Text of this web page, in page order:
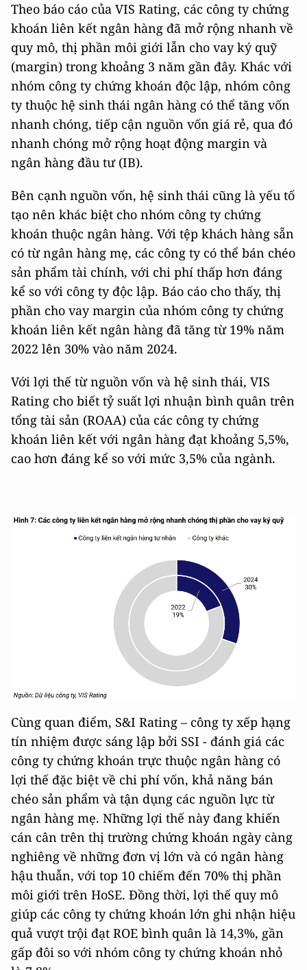
Theo báo cáo của VIS Rating, các công ty chứng
khoán liên kết ngân hàng đã mở rộng nhanh về
quy mô, thị phần môi giới lẫn cho vay ký quỹ
(margin) trong khoảng 3 năm gần đây. Khác với
nhóm công ty chứng khoán độc lập, nhóm công
ty thuộc hệ sinh thái ngân hàng có thể tăng vốn
nhanh chóng, tiếp cận nguồn vốn giá rẻ, qua đó
nhanh chóng mở rộng hoạt động margin và
ngân hàng đầu tư (IB).
Bên cạnh nguồn vốn, hệ sinh thái cũng là yếu tố
tạo nên khác biệt cho nhóm công ty chứng
khoán thuộc ngân hàng. Với tệp khách hàng sẵn
có từ ngân hàng mẹ, các công ty có thể bán chéo
sản phẩm tài chính, với chi phí thấp hơn đáng
kể so với công ty độc lập. Báo cáo cho thấy, thị
phần cho vay margin của nhóm công ty chứng
khoán liên kết ngân hàng đã tăng từ 19% năm
2022 lên 30% vào năm 2024.
Với lợi thế từ nguồn vốn và hệ sinh thái, VIS
Rating cho biết tỷ suất lợi nhuận bình quân trên
tổng tài sản (ROAA) của các công ty chứng
khoán liên kết với ngân hàng đạt khoảng 5,5%,
cao hơn đáng kể so với mức 3,5% của ngành.
Cùng quan điểm, S&I Rating – công ty xếp hạng
tín nhiệm được sáng lập bởi SSI - đánh giá các
công ty chứng khoán trực thuộc ngân hàng có
lợi thế đặc biệt về chi phí vốn, khả năng bán
chéo sản phẩm và tận dụng các nguồn lực từ
ngân hàng mẹ. Những lợi thế này đang khiến
cán cân trên thị trường chứng khoán ngày càng
nghiêng về những đơn vị lớn và có ngân hàng
hậu thuẫn, với top 10 chiếm đến 70% thị phần
môi giới trên HoSE. Đồng thời, lợi thế quy mô
giúp các công ty chứng khoán lớn ghi nhận hiệu
quả vượt trội đạt ROE bình quân là 14,3%, gần
gấp đôi so với nhóm công ty chứng khoán nhỏ